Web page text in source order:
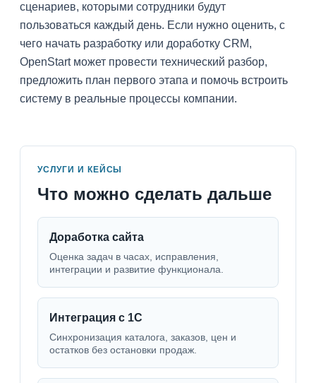
сценариев, которыми сотрудники будут
пользоваться каждый день. Если нужно оценить, с
чего начать разработку или доработку CRM,
OpenStart может провести технический разбор,
предложить план первого этапа и помочь встроить
систему в реальные процессы компании.
УСЛУГИ И КЕЙСЫ
Что можно сделать дальше
Доработка сайта
Оценка задач в часах, исправления,
интеграции и развитие функционала.
Интеграция с 1С
Синхронизация каталога, заказов, цен и
остатков без остановки продаж.